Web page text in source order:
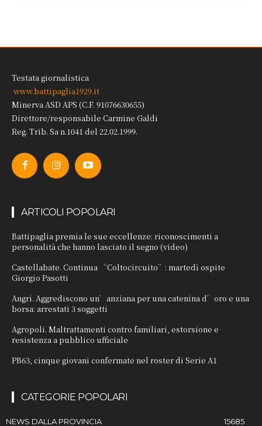
Testata giornalistica
www.battipaglia1929.it
Minerva ASD APS (C.F. 91076630655)
Direttore/responsabile Carmine Galdi
Reg. Trib. Sa n.1041 del 22.02.1999.
ARTICOLI POPOLARI
Battipaglia premia le sue eccellenze: riconoscimenti a
personalità che hanno lasciato il segno (video)
Castellabate. Continua “Coltocircuito”: martedì ospite
Giorgio Pasotti
Angri. Aggrediscono un’anziana per una catenina d’oro e una
borsa: arrestati 3 soggetti
Agropoli. Maltrattamenti contro familiari, estorsione e
resistenza a pubblico ufficiale
PB63, cinque giovani confermate nel roster di Serie A1
CATEGORIE POPOLARI
NEWS DALLA PROVINCIA 15685